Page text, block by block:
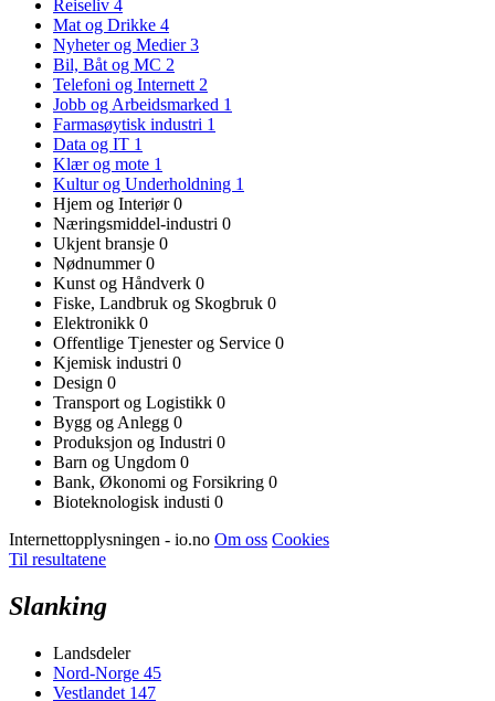
Reiseliv 4
Mat og Drikke 4
Nyheter og Medier3
Bil, Båt og MC 2
Telefoni og Internett 2
Jobb og Arbeidsmarked 1
Farmasøytisk industri 1
Data og IT 1
Klær og mote 1
Kultur og Underholdning 1
Hjem og Interiør0
Næringsmiddel-industri 0
Ukjent bransje 0
Nødnummer0
Kunst og Håndverk 0
Fiske, Landbruk og Skogbruk 0
Elektronikk 0
Offentlige Tjenester og Service 0
Kjemisk industri 0
Design 0
Transport og Logistikk 0
Bygg og Anlegg 0
Produksjon og Industri 0
Barn og Ungdom 0
Bank, Økonomi og Forsikring 0
Bioteknologisk industi 0
Internettopplysningen - io.no Om oss Cookies
Til resultatene
Slanking
Landsdeler
Nord-Norge 45
Vestlandet 147